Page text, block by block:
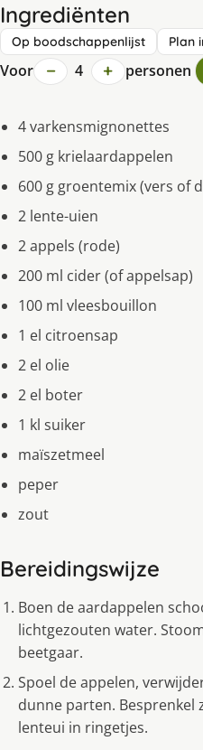
Ingrediënten
Op boodschappenlijst Plan
Voor − 4 + personen
4 varkensmignonettes
500 g krielaardappelen
600 g groentemix (vers of
2 lente-uien
2 appels (rode)
200 ml cider (of appelsap)
100 ml vleesbouillon
1 el citroensap
2 el olie
2 el boter
1 kl suiker
maïszetmeel
peper
zout
Bereidingswijze
Boen de aardappelen
lichtgezouten water.
beetgaar.
Spoel de appelen,
dunne parten. Besprenkel
lenteui in ringetjes.